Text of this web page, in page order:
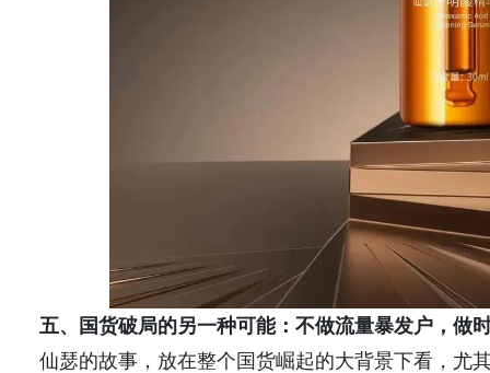
五、国货破局的另一种可能：不做流量暴发户，做
仙瑟的故事，放在整个国货崛起的大背景下看，尤